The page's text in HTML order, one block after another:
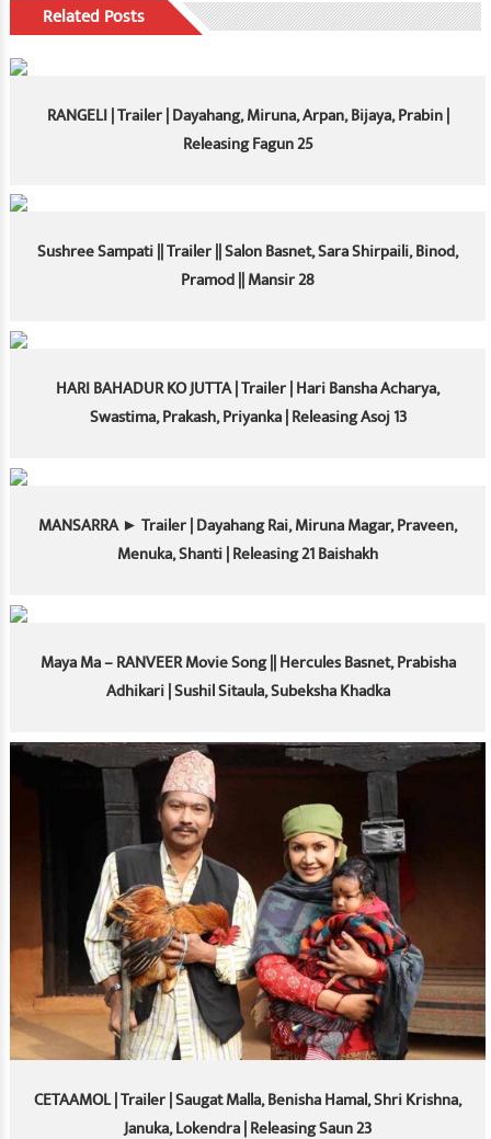
Related Posts
RANGELI | Trailer | Dayahang, Miruna, Arpan, Bijaya, Prabin |
Releasing Fagun 25
Sushree Sampati || Trailer || Salon Basnet, Sara Shirpaili, Binod,
Pramod || Mansir 28
HARI BAHADUR KO JUTTA | Trailer | Hari Bansha Acharya,
Swastima, Prakash, Priyanka | Releasing Asoj 13
MANSARRA ► Trailer | Dayahang Rai, Miruna Magar, Praveen,
Menuka, Shanti | Releasing 21 Baishakh
Maya Ma – RANVEER Movie Song || Hercules Basnet, Prabisha
Adhikari | Sushil Sitaula, Subeksha Khadka
CETAAMOL | Trailer | Saugat Malla, Benisha Hamal, Shri Krishna,
Januka, Lokendra | Releasing Saun 23